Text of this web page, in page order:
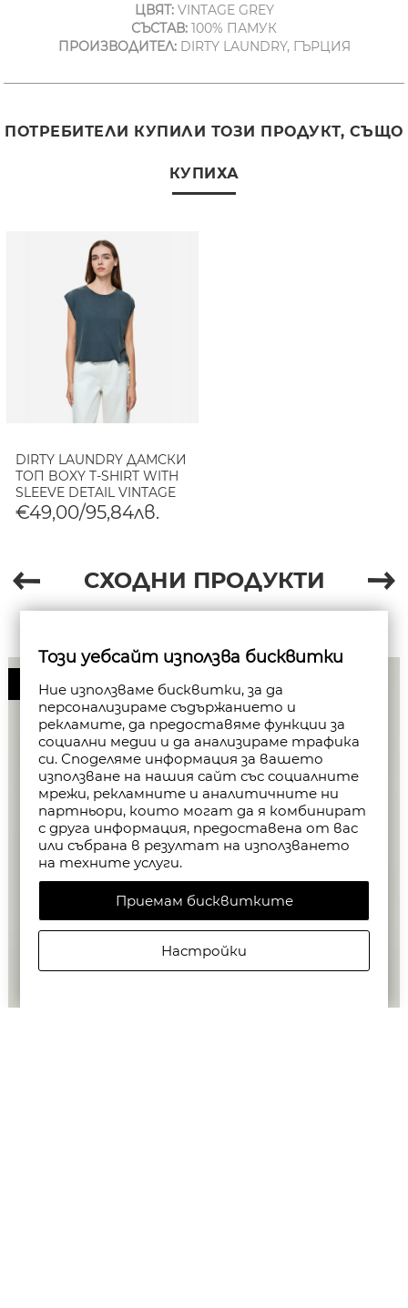
ЦВЯТ:VINTAGE GREY
СЪСТАВ: 100% ПАМУК
ПРОИЗВОДИТЕЛ:DIRTY LAUNDRY, ГЪРЦИЯ
ПОТРЕБИТЕЛИ КУПИЛИ ТОЗИ ПРОДУКТ, СЪЩО
КУПИХА
DIRTY LAUNDRY ДАМСКИ
ТОП BOXY T-SHIRT WITH
SLEEVE DETAIL VINTAGE
GREY
€49,00/95,84лв.
СХОДНИ ПРОДУКТИ
50%
Този уебсайт използва бисквитки
Ние използваме бисквитки, за да
персонализираме съдържанието и
рекламите, да предоставяме функции за
социални медии и да анализираме трафика
си. Споделяме информация за вашето
използване на нашия сайт със социалните
мрежи, рекламните и аналитичните ни
партньори, които могат да я комбинират
с друга информация, предоставена от вас
или събрана в резултат на използването
на техните услуги.
Приемам бисквитките
Настройки